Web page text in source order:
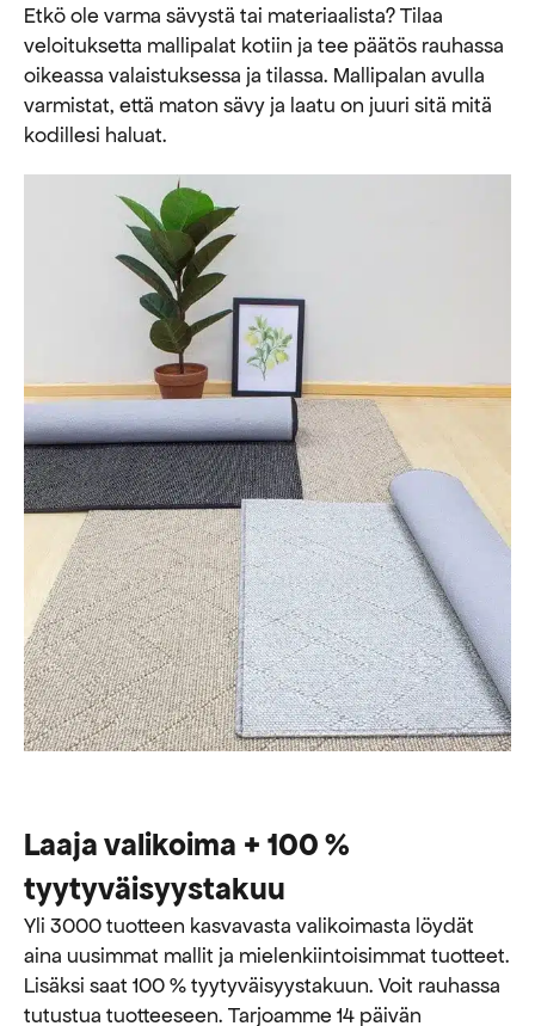
Etkö ole varma sävystä tai materiaalista? Tilaa
veloituksetta mallipalat kotiin ja tee päätös rauhassa
oikeassa valaistuksessa ja tilassa. Mallipalan avulla
varmistat, että maton sävy ja laatu on juuri sitä mitä
kodillesi haluat.
Laaja valikoima + 100 %
tyytyväisyystakuu
Yli 3000 tuotteen kasvavasta valikoimasta löydät
aina uusimmat mallit ja mielenkiintoisimmat tuotteet.
Lisäksi saat 100 % tyytyväisyystakuun. Voit rauhassa
tutustua tuotteeseen. Tarjoamme 14 päivän